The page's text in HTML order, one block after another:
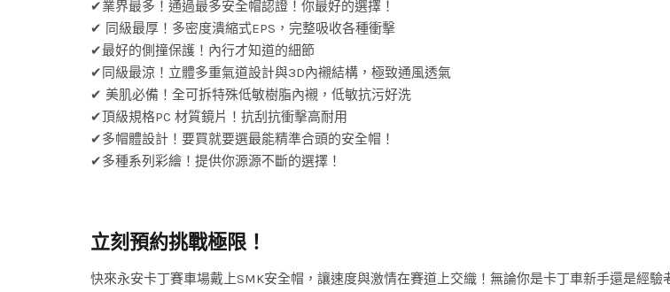
✔業界最多！通過最多安全帽認證！你最好的選擇！
✔ 同級最厚！多密度潰縮式EPS，完整吸收各種衝擊
✔最好的側撞保護！內行才知道的細節
✔同級最涼！立體多重氣道設計與3D內襯結構，極致通風透氣
✔ 美肌必備！全可拆特殊低敏樹脂內襯，低敏抗污好洗
✔頂級規格PC 材質鏡片！抗刮抗衝擊高耐用
✔多帽體設計！要買就要選最能精準合頭的安全帽！
✔多種系列彩繪！提供你源源不斷的選擇！
立刻預約挑戰極限！
快來永安卡丁賽車場戴上SMK安全帽，讓速度與激情在賽道上交織！無論你是卡丁車新手還是經